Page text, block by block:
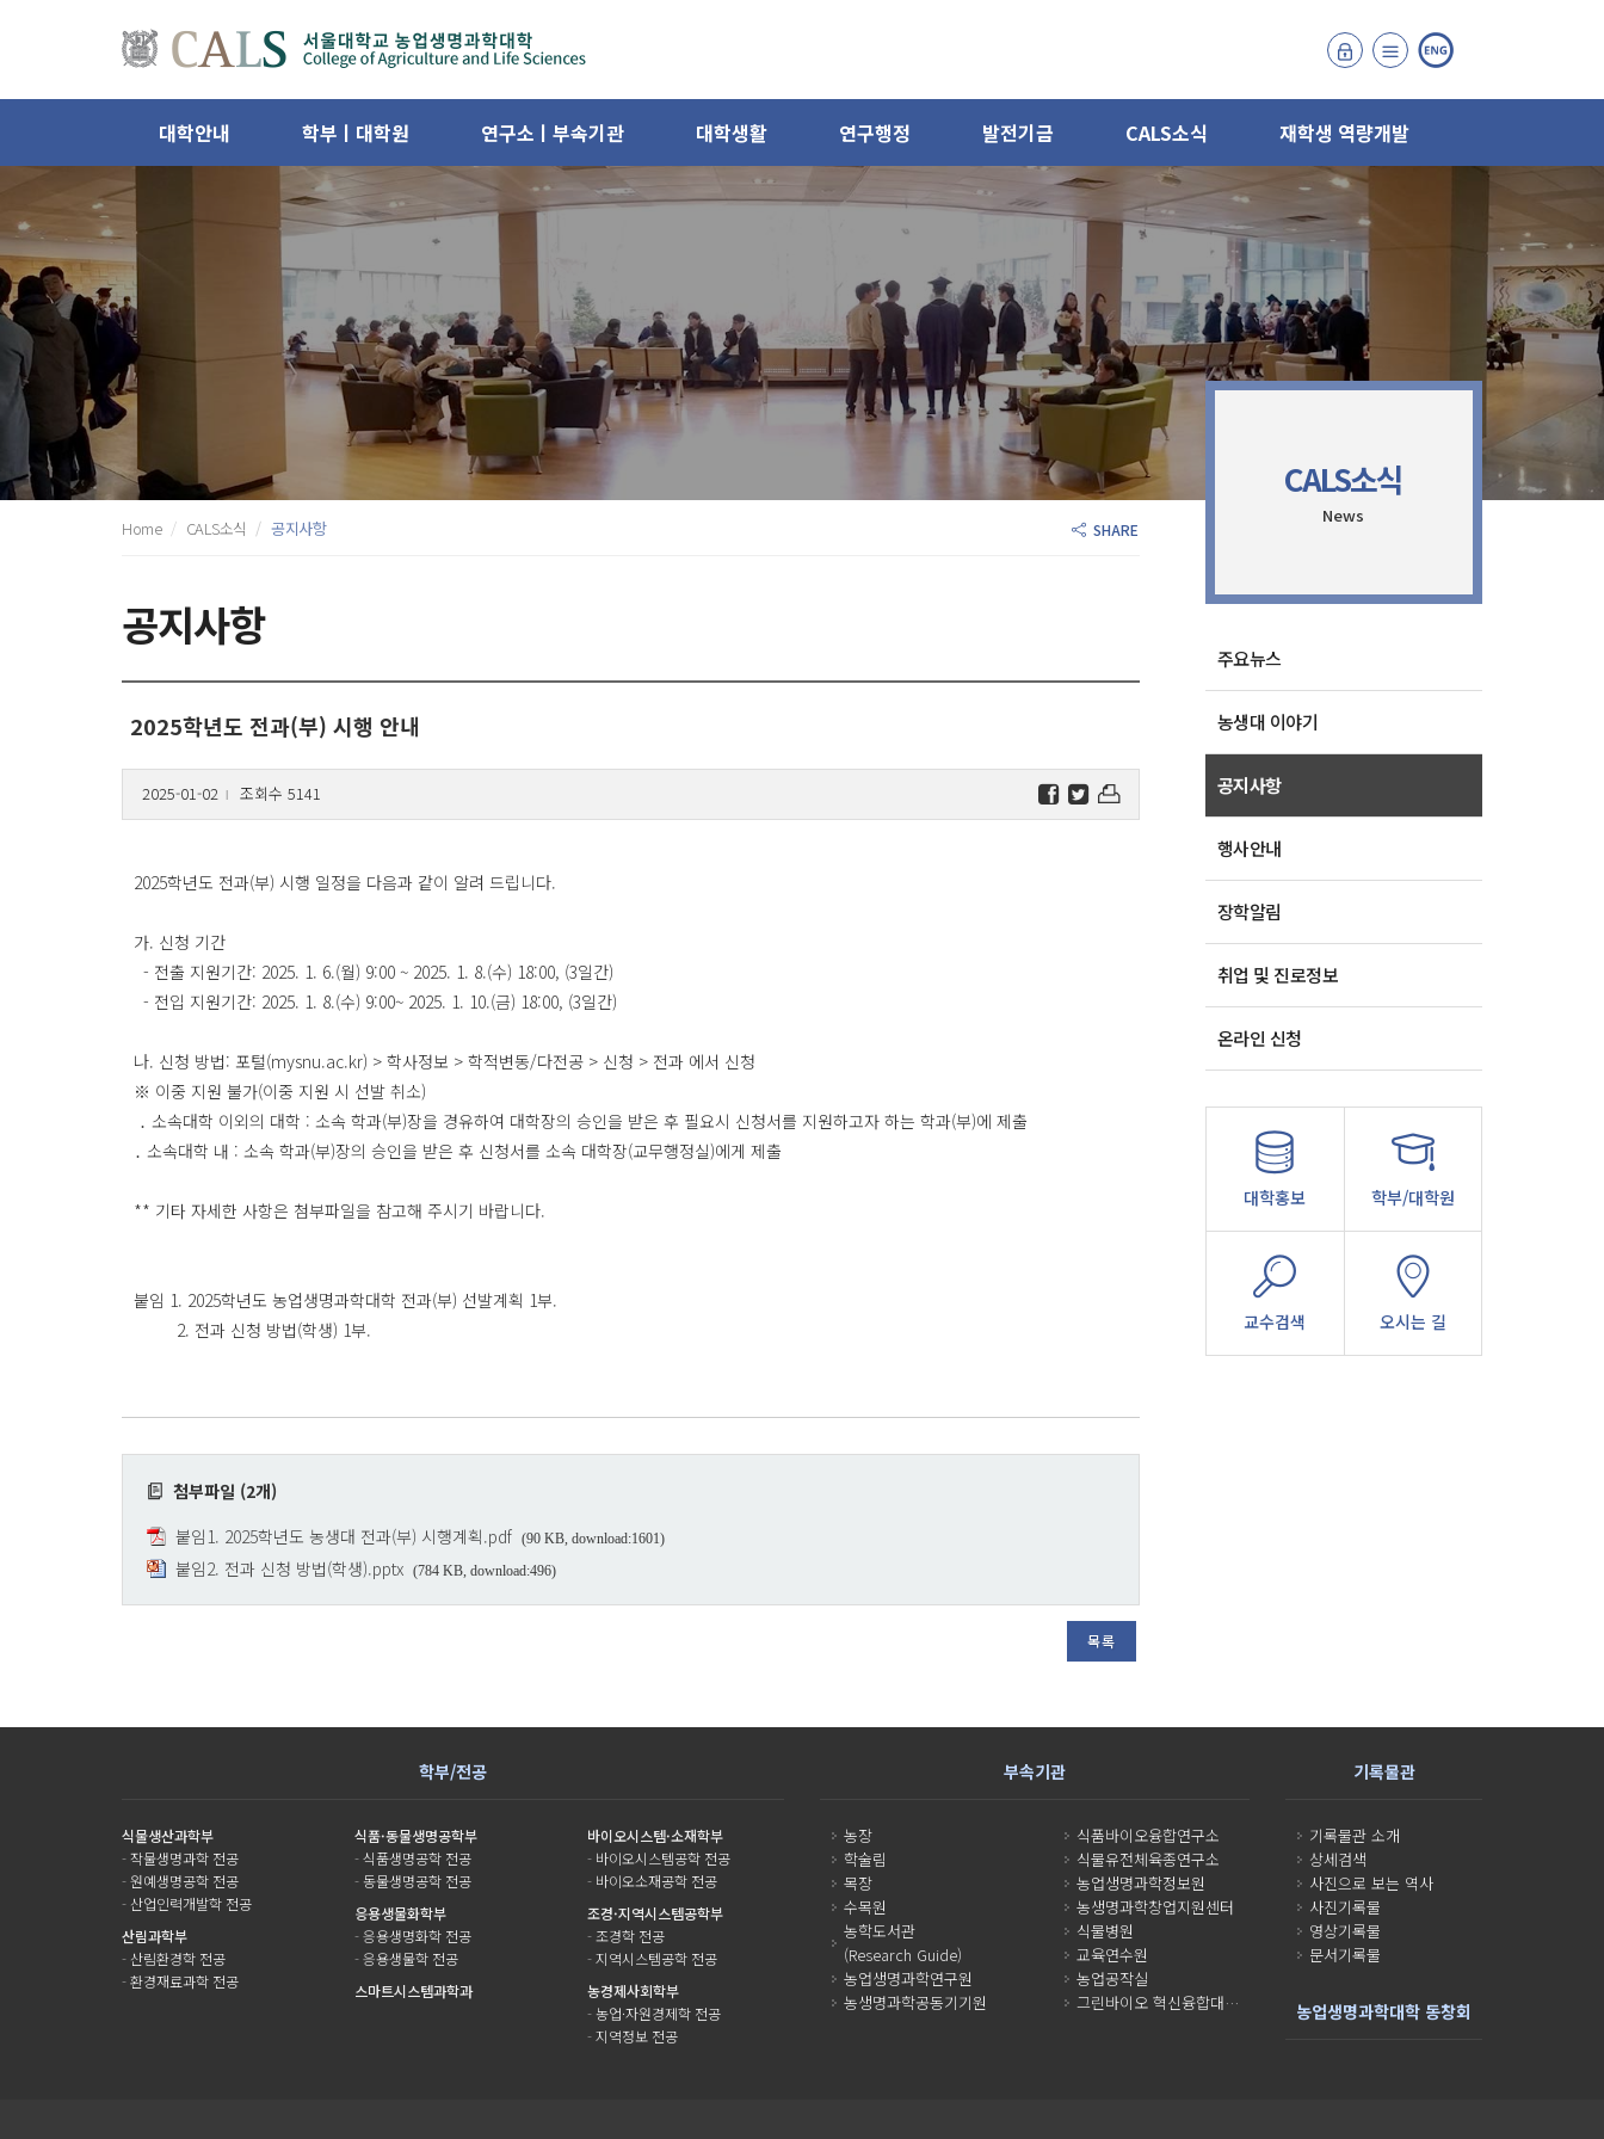
대학안내 학부ㅣ대학원 연구소ㅣ부속기관 대학생활 연구행정 발전기금 CALS소식 재학생 역량개발
Home CALS소식 공지사항 SHARE
공지사항
2025학년도 전과(부) 시행 안내
2025-01-02 l 조회수 5141
2025학년도 전과(부) 시행 일정을 다음과 같이 알려 드립니다.
가. 신청 기간
- 전출 지원기간: 2025. 1. 6.(월) 9:00 ~ 2025. 1. 8.(수) 18:00, (3일간)
- 전입 지원기간: 2025. 1. 8.(수) 9:00~ 2025. 1. 10.(금) 18:00, (3일간)
나. 신청 방법: 포털(mysnu.ac.kr) > 학사정보 > 학적변동/다전공 > 신청 > 전과 에서 신청
※ 이중 지원 불가(이중 지원 시 선발 취소)
․ 소속대학 이외의 대학 : 소속 학과(부)장을 경유하여 대학장의 승인을 받은 후 필요시 신청서를 지원하고자 하는 학과(부)에 제출
․ 소속대학 내 : 소속 학과(부)장의 승인을 받은 후 신청서를 소속 대학장(교무행정실)에게 제출
** 기타 자세한 사항은 첨부파일을 참고해 주시기 바랍니다.
붙임 1. 2025학년도 농업생명과학대학 전과(부) 선발계획 1부.
2. 전과 신청 방법(학생) 1부.
첨부파일 (2개)
붙임1. 2025학년도 농생대 전과(부) 시행계획.pdf (90 KB, download:1601)
붙임2. 전과 신청 방법(학생).pptx (784 KB, download:496)
목록
CALS소식
News
주요뉴스
농생대 이야기
공지사항
행사안내
장학알림
취업 및 진로정보
온라인 신청
대학홍보 학부/대학원
교수검색 오시는 길
학부/전공
식물생산과학부
-작물생명과학 전공
-원예생명공학 전공
- 산업인력개발학 전공
산림과학부
- 산림환경학 전공
-환경재료과학 전공
식품·동물생명공학부
-식품생명공학 전공
-동물생명공학 전공
응용생물화학부
-응용생명화학 전공
-응용생물학 전공
스마트시스템과학과
바이오시스템·소재학부
- 바이오시스템공학 전공
- 바이오소재공학 전공
조경·지역시스템공학부
-조경학 전공
-지역시스템공학 전공
농경제사회학부
-농업·자원경제학 전공
-지역정보 전공
부속기관
농장
학술림
목장
수목원
농학도서관
(Research Guide)
농업생명과학연구원
농생명과학공동기기원
식품바이오융합연구소
식물유전체육종연구소
농업생명과학정보원
농생명과학창업지원센터
식물병원
교육연수원
농업공작실
그린바이오 혁신융합대학사업단
기록물관
기록물관 소개
상세검색
사진으로 보는 역사
사진기록물
영상기록물
문서기록물
농업생명과학대학 동창회